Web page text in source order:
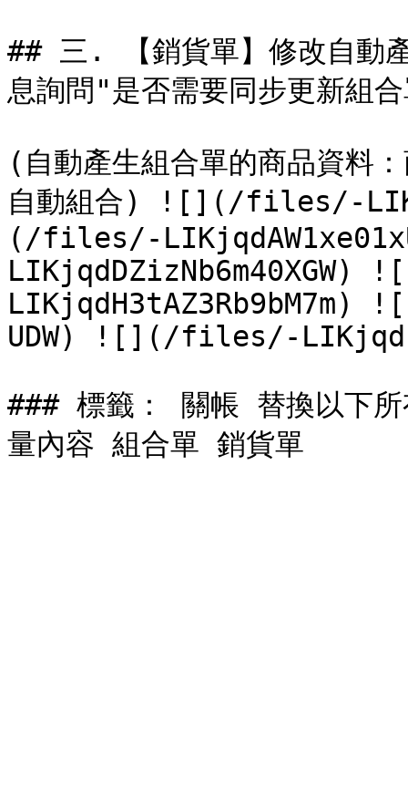
## 三. 【銷貨單】修改自動
息詢問"是否需要同步更新組
(自動產生組合單的商品資料
自動組合) ![](/files/-
(/files/-
UDW) ![](/files/-
### 標籤： 關帳 替換以下所